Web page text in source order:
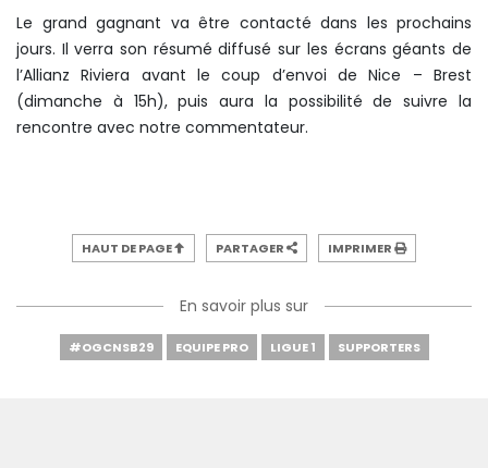
Le grand gagnant va être contacté dans les prochains
jours. Il verra son résumé diffusé sur les écrans géants de
l’Allianz Riviera avant le coup d’envoi de Nice – Brest
(dimanche à 15h), puis aura la possibilité de suivre la
rencontre avec notre commentateur.
HAUT DE PAGE PARTAGER IMPRIMER
En savoir plus sur
#OGCNSB29 EQUIPE PRO LIGUE 1 SUPPORTERS